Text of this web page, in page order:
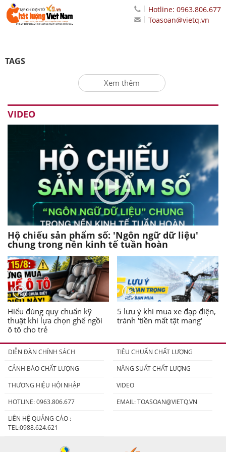
Hotline: 0963.806.677
Toasoan@vietq.vn
TAGS
Xem thêm
VIDEO
Hộ chiếu sản phẩm số: 'Ngôn ngữ dữ liệu'
chung trong nền kinh tế tuần hoàn
Hiểu đúng quy chuẩn kỹ
thuật khi lựa chọn ghế ngồi
ô tô cho trẻ
5 lưu ý khi mua xe đạp điện,
tránh 'tiền mất tật mang'
DIỄN ĐÀN CHÍNH SÁCH
TIÊU CHUẨN CHẤT LƯỢNG
CẢNH BÁO CHẤT LƯỢNG
NĂNG SUẤT CHẤT LƯỢNG
THƯƠNG HIỆU HỘI NHẬP
VIDEO
HOTLINE: 0963.806.677
EMAIL:TOASOAN@VIETQ.VN
LIÊN HỆ QUẢNG CÁO :
TEL:0988.624.621